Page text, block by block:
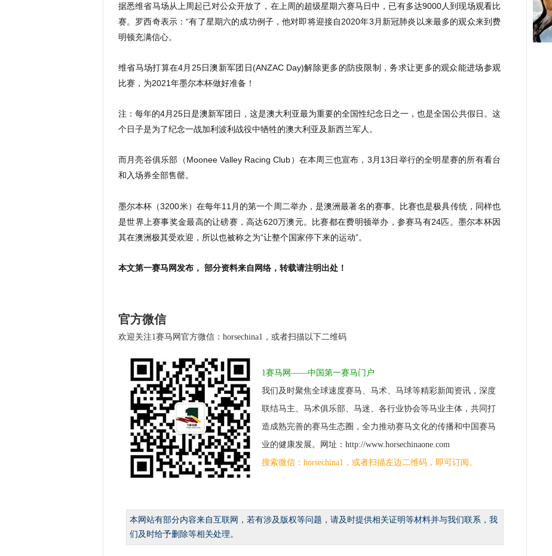
据悉维省马场从上周起已对公众开放了，在上周的超级星期六赛马日中，已有多达9000人到现场观看比
赛。罗西奇表示：“有了星期六的成功例子，他对即将迎接自2020年3月新冠肺炎以来最多的观众来到费
明顿充满信心。
维省马场打算在4月25日澳新军团日(ANZAC Day)解除更多的防疫限制，务求让更多的观众能进场参观
比赛，为2021年墨尔本杯做好准备！
注：每年的4月25日是澳新军团日，这是澳大利亚最为重要的全国性纪念日之一，也是全国公共假日。这
个日子是为了纪念一战加利波利战役中牺牲的澳大利亚及新西兰军人。
而月亮谷俱乐部（Moonee Valley Racing Club）在本周三也宣布，3月13日举行的全明星赛的所有看台
和入场券全部售罄。
墨尔本杯（3200米）在每年11月的第一个周二举办，是澳洲最著名的赛事。比赛也是极具传统，同样也
是世界上赛事奖金最高的让磅赛，高达620万澳元。比赛都在费明顿举办，参赛马有24匹。墨尔本杯因
其在澳洲极其受欢迎，所以也被称之为“让整个国家停下来的运动”。
本文第一赛马网发布， 部分资料来自网络，转载请注明出处！
官方微信
欢迎关注1赛马网官方微信：horsechina1，或者扫描以下二维码
1赛马网——中国第一赛马门户
我们及时聚焦全球速度赛马、马术、马球等精彩新闻资讯，深度
联结马主、马术俱乐部、马迷、各行业协会等马业主体，共同打
造成熟完善的赛马生态圈，全力推动赛马文化的传播和中国赛马
业的健康发展。网址：http://www.horsechinaone.com
搜索微信：horsechina1，或者扫描左边二维码，即可订阅。
本网站有部分内容来自互联网，若有涉及版权等问题，请及时提供相关证明等材料并与我们联系，我
们及时给予删除等相关处理。